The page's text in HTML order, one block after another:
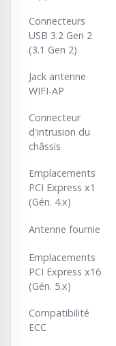
Connecteurs
USB 3.2 Gen 2
(3.1 Gen 2)
Jack antenne
WIFI-AP
Connecteur
d'intrusion du
châssis
Emplacements
PCI Express x1
(Gén. 4.x)
Antenne fournie
Emplacements
PCI Express x16
(Gén. 5.x)
Сompatibilité
ECC